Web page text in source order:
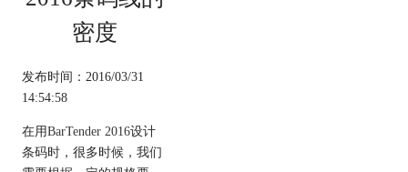
密度
发布时间：2016/03/31
14:54:58
在用BarTender 2016设计
条码时，很多时候，我们